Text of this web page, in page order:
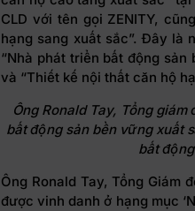
CLD với tên gọi ZENITY,
hạng sang xuất sắc”. Đây là
“Nhà phát triển bất động sản
và “Thiết kế nội thất căn hộ
Ông Ronald Tay, Tổng
bất động sản bền vững xuất
bất
Ông Ronald Tay, Tổng Giám
được vinh danh ở hạng mục